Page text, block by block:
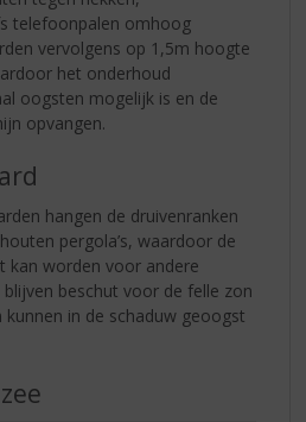
telefoonpalen omhoog
vervolgens op 1,5m hoogte
het onderhoud
oogsten mogelijk is en de
opvangen.
hangen de druivenranken
pergola’s, waardoor de
kan worden voor andere
beschut voor de felle zon
in de schaduw geoogst